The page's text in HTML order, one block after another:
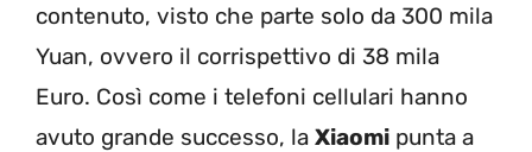
contenuto, visto che parte solo da 300 mila
Yuan, ovvero il corrispettivo di 38 mila
Euro. Così come i telefoni cellulari hanno
avuto grande successo, la Xiaomi punta a